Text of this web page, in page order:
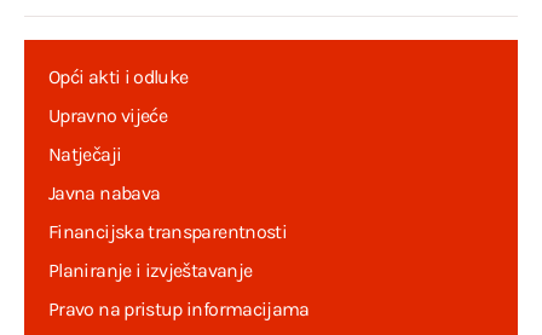
Opći akti i odluke
Upravno vijeće
Natječaji
Javna nabava
Financijska transparentnosti
Planiranje i izvještavanje
Pravo na pristup informacijama